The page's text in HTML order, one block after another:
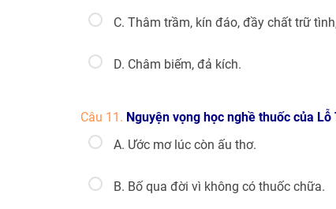
C. Thâm trầm, kín đáo, đầy chất trữ
D. Châm biếm, đả kích.
Câu 11. Nguyện vọng học nghề thuốc của
A. Ước mơ lúc còn ấu thơ.
B. Bố qua đời vì không có thuốc chữa.